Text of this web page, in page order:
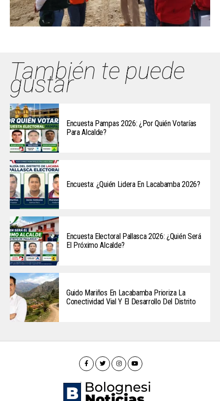
También te puede
gustar
Encuesta Pampas 2026: ¿Por Quién Votarías
Para Alcalde?
Encuesta: ¿Quién Lidera En Lacabamba 2026?
Encuesta Electoral Pallasca 2026: ¿Quién Será
El Próximo Alcalde?
Guido Mariños En Lacabamba Prioriza La
Conectividad Vial Y El Desarrollo Del Distrito